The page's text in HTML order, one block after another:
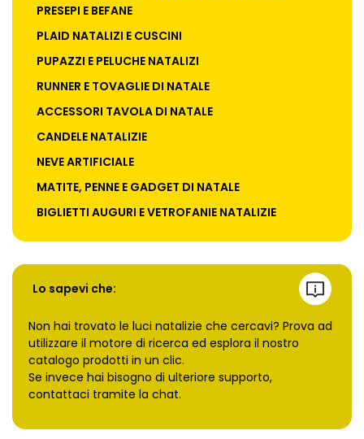
PRESEPI E BEFANE
PLAID NATALIZI E CUSCINI
PUPAZZI E PELUCHE NATALIZI
RUNNER E TOVAGLIE DI NATALE
ACCESSORI TAVOLA DI NATALE
CANDELE NATALIZIE
NEVE ARTIFICIALE
MATITE, PENNE E GADGET DI NATALE
BIGLIETTI AUGURI E VETROFANIE NATALIZIE
Lo sapevi che:
Non hai trovato le luci natalizie che cercavi? Prova ad
utilizzare il motore di ricerca ed esplora il nostro
catalogo prodotti in un clic.
Se invece hai bisogno di ulteriore supporto,
contattaci tramite la chat.